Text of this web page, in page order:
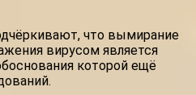
что вымирание
вирусом является
которой ещё